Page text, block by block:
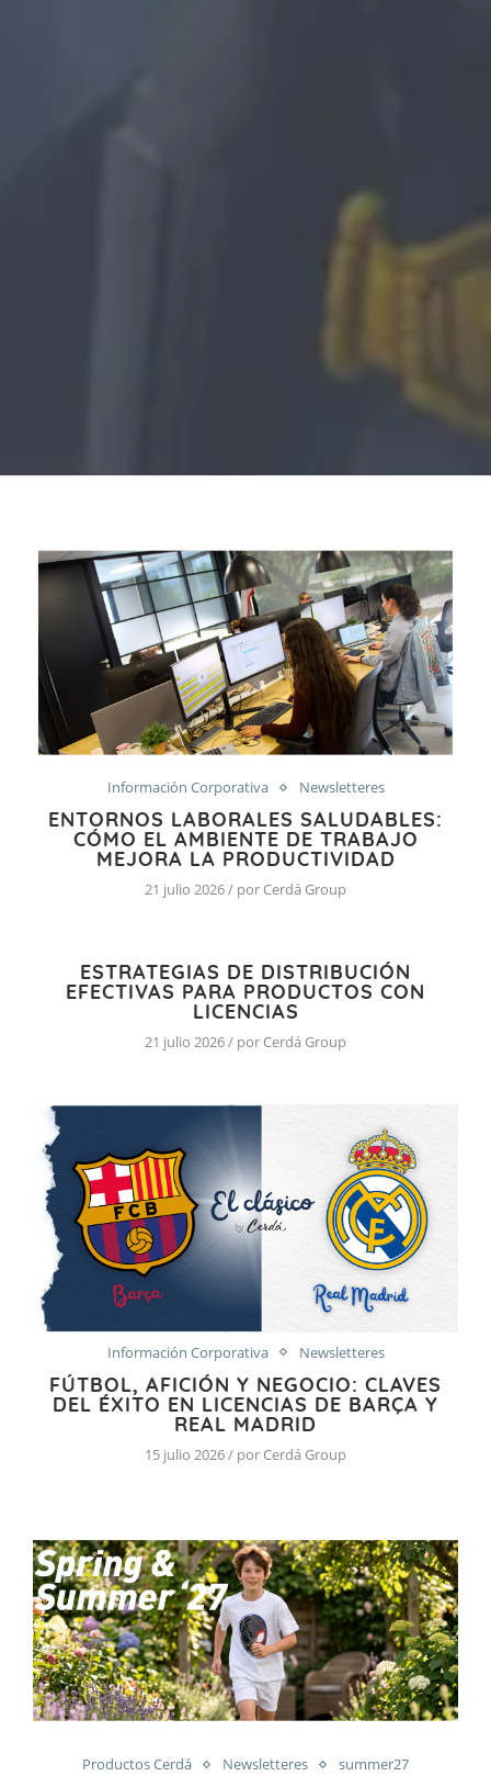
Información Corporativa Newsletteres
ENTORNOS LABORALES SALUDABLES:
CÓMO EL AMBIENTE DE TRABAJO
MEJORA LA PRODUCTIVIDAD
21 julio 2026 / por Cerdá Group
ESTRATEGIAS DE DISTRIBUCIÓN
EFECTIVAS PARA PRODUCTOS CON
LICENCIAS
21 julio 2026 / por Cerdá Group
Información Corporativa Newsletteres
FÚTBOL, AFICIÓN Y NEGOCIO: CLAVES
DEL ÉXITO EN LICENCIAS DE BARÇA Y
REAL MADRID
15 julio 2026 / por Cerdá Group
Productos Cerdá Newsletteres summer27